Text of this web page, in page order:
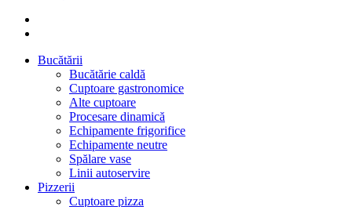
Bucătării
Bucătărie caldă
Cuptoare gastronomice
Alte cuptoare
Procesare dinamică
Echipamente frigorifice
Echipamente neutre
Spălare vase
Linii autoservire
Pizzerii
Cuptoare pizza